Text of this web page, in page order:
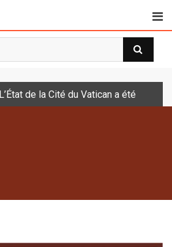
L’État de la Cité du Vatican a été doté